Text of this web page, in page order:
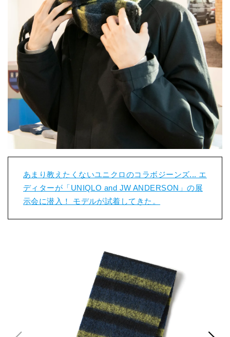
あまり教えたくないユニクロのコラボジーンズ... エ
ディターが「UNIQLO and JW ANDERSON」の展
示会に潜入！ モデルが試着してきた。